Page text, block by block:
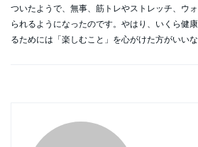
ついたようで、無事、筋トレやストレッチ、ウ
られるようになったのです。やはり、いくら健
るためには「楽しむこと」を心がけた方がいい